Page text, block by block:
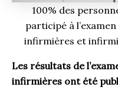
100% des
participé à
infirmières et
Les résultats de
infirmières ont été